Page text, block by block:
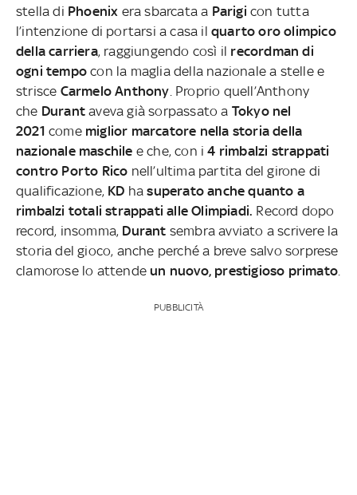
stella di Phoenix era sbarcata a Parigicon tutta
l’intenzione di portarsi a casa il quarto oro olimpico
della carriera, raggiungendo così il recordman di
ogni tempocon la maglia della nazionale a stelle e
strisce Carmelo Anthony . Proprio quell’Anthony
che Durantaveva già sorpassato a Tokyo nel
2021 come miglior marcatore nella storia della
nazionale maschile e che, con i4 rimbalzi strappati
contro Porto Rico nell’ultima partita del girone di
qualificazione, KD hasuperato anche quanto a
rimbalzi totali strappati alle Olimpiadi. Record dopo
record, insomma, Durant sembra avviato a scrivere la
storia del gioco, anche perché a breve salvo sorprese
clamorose lo attendeun nuovo, prestigioso primato
PUBBLICITÀ